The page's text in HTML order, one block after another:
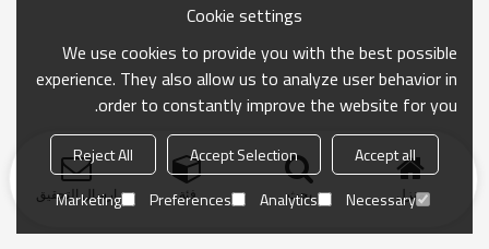
منزل بحث فئة ارسال التحقيق
Cookie settings
We use cookies to provide you with the best possible
experience. They also allow us to analyze user behavior in
order to constantly improve the website for you.
Accept all
Accept Selection
Reject All
Necessary
Analytics
Preferences
Marketing